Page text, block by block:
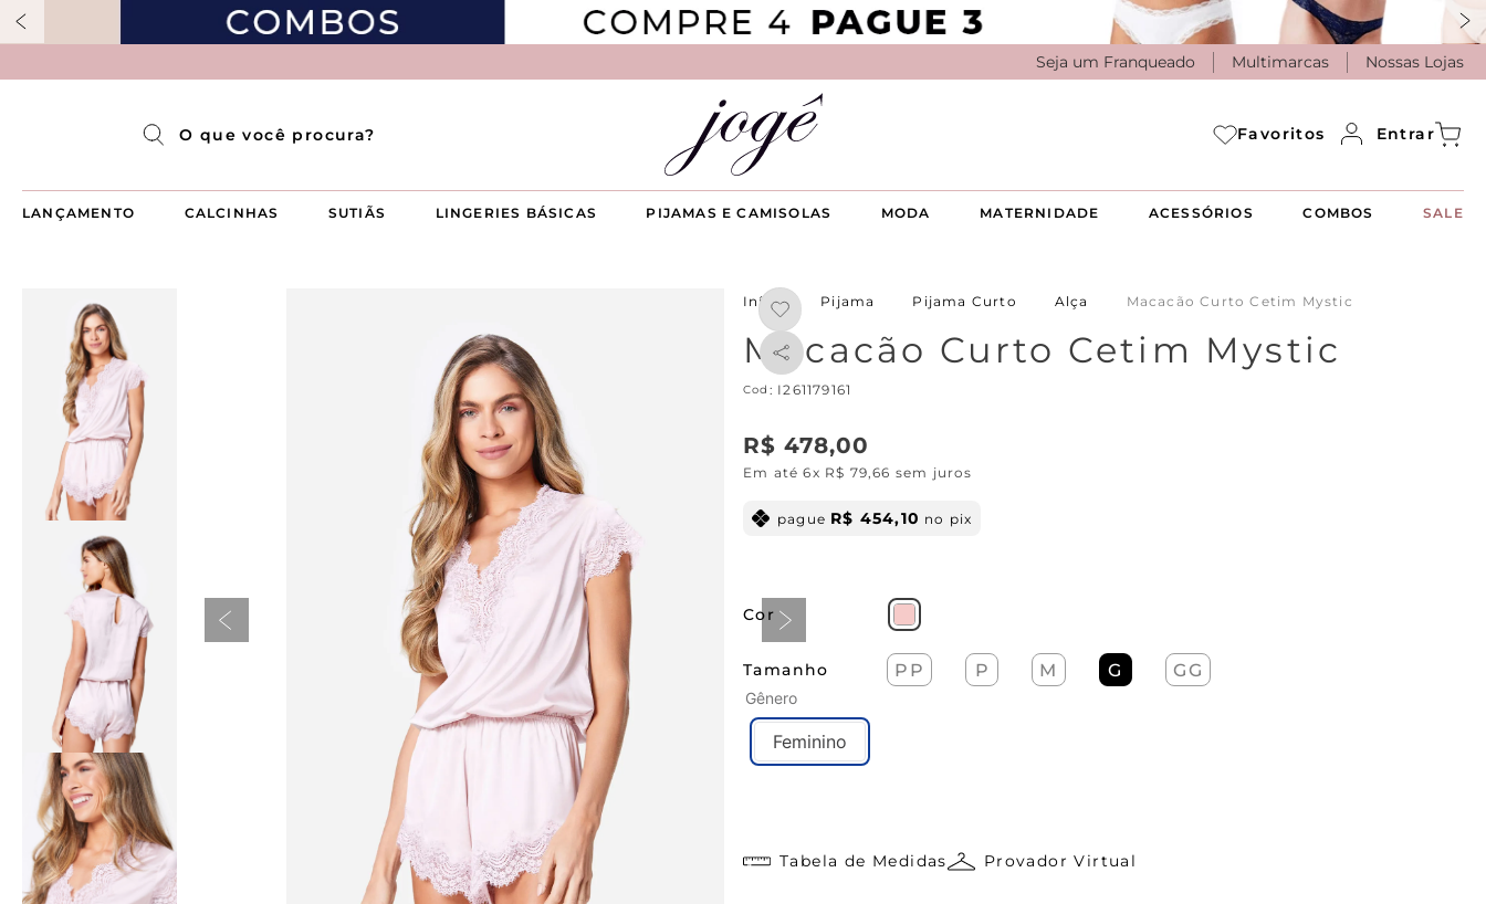
Seja um Franqueado Multimarcas Nossas Lojas
Favoritos Entrar
LANÇAMENTO CALCINHAS SUTIÃS LINGERIES BÁSICAS PIJAMAS E CAMISOLAS MODA MATERNIDADE ACESSÓRIOS COMBOS SALE
Pijama Longo Americado Aberto Luma
Pijama Capri Aberto
Pijama Curto Aberto
Pijama Pijama Curto Alça Macacão Curto Cetim Mystic
Macacão Curto Cetim Mystic
: I261179161
R$ 478,00
Em até6x R$ 79,66 sem juros
pague R$ 454,10 no pix
Cor
Tamanho PP P M G GG
Gênero
Feminino
Provador Virtual
Tabela de Medidas